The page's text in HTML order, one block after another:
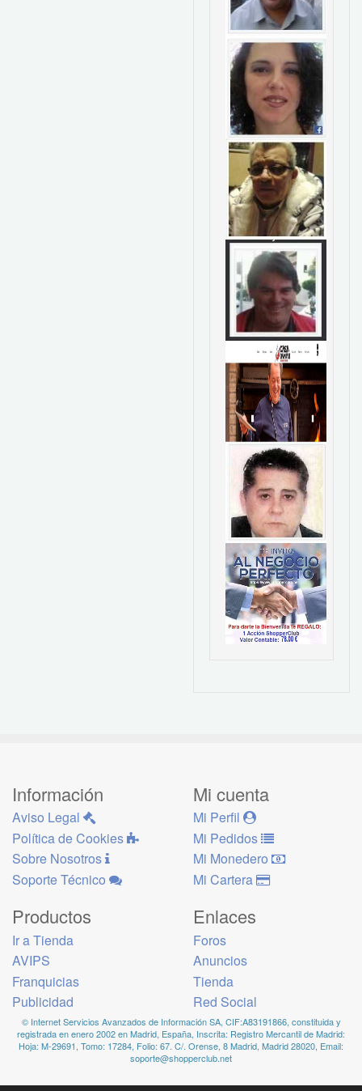
Información
Aviso Legal
Política de Cookies
Sobre Nosotros
Soporte Técnico
Mi cuenta
Mi Perfil
Mi Pedidos
Mi Monedero
Mi Cartera
Productos
Ir a Tienda
AVIPS
Franquicias
Publicidad
Enlaces
Foros
Anuncios
Tienda
Red Social
© Internet Servicios Avanzados de Información SA, CIF:A83191866, constituida y
registrada en enero 2002 en Madrid, España, Inscrita: Registro Mercantil de Madrid:
Hoja: M-29691, Tomo: 17284, Folio: 67. C/. Orense, 8 Madrid, Madrid 28020, Email:
soporte@shopperclub.net